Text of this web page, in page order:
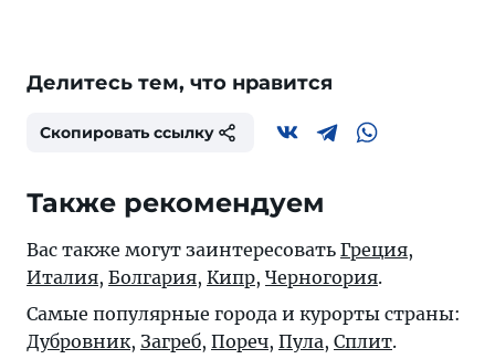
Делитесь тем, что нравится
Скопировать ссылку
Также рекомендуем
Вас также могут заинтересовать Греция,
Италия, Болгария, Кипр, Черногория.
Самые популярные города и курорты страны:
Дубровник, Загреб, Пореч, Пула, Сплит.